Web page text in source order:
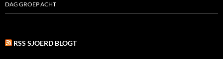
DAG GROEP ACHT
RSS SJOERD BLOGT